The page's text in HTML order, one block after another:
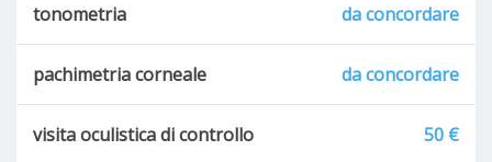
tonometria da concordare
pachimetria corneale da concordare
visita oculistica di controllo 50 €